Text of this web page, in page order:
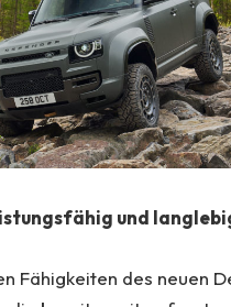
und
Fähigkeiten des neuen